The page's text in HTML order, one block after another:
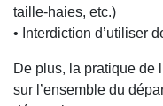
taille-haies, etc.)
• Interdiction d’utiliser
De plus, la pratique de
sur l’ensemble du